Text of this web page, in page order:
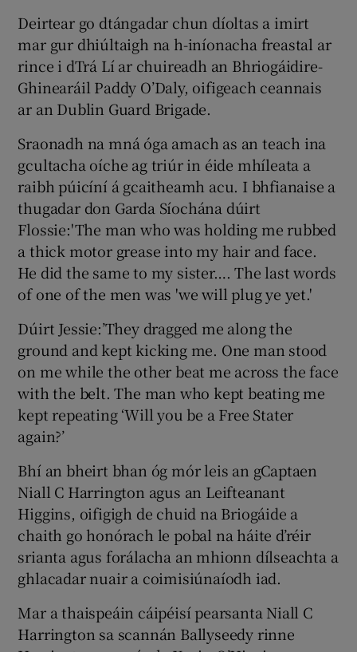
Deirtear go dtángadar chun díoltas a imirt
mar gur dhiúltaigh na h-iníonacha freastal ar
rince i dTrá Lí ar chuireadh an Bhriogáidire-
Ghinearáil Paddy O’Daly, oifigeach ceannais
ar an Dublin Guard Brigade.
Sraonadh na mná óga amach as an teach ina
gcultacha oíche ag triúr in éide mhíleata a
raibh púicíní á gcaitheamh acu. I bhfianaise a
thugadar don Garda Síochána dúirt
Flossie:'The man who was holding me rubbed
a thick motor grease into my hair and face.
He did the same to my sister…. The last words
of one of the men was 'we will plug ye yet.'
Dúirt Jessie:’They dragged me along the
ground and kept kicking me. One man stood
on me while the other beat me across the face
with the belt. The man who kept beating me
kept repeating ‘Will you be a Free Stater
again?’
Bhí an bheirt bhan óg mór leis an gCaptaen
Niall C Harrington agus an Leifteanant
Higgins, oifigigh de chuid na Briogáide a
chaith go honórach le pobal na háite d’réir
srianta agus forálacha an mhionn dílseachta a
ghlacadar nuair a coimisiúnaíodh iad.
Mar a thaispeáin cáipéisí pearsanta Niall C
Harrington sa scannán Ballyseedy rinne